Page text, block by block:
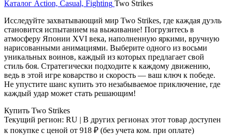
Каталог Action, Casual, Fighting Two Strikes
Исследуйте захватывающий мир Two Strikes, где каждая дуэль
становится испытанием на выживание! Погрузитесь в
атмосферу Японии XVI века, наполненную яркими, вручную
нарисованными анимациями. Выберите одного из восьми
уникальных воинов, каждый из которых предлагает свой
стиль боя. Стратегически подходите к каждому движению,
ведь в этой игре коварство и скорость — ваш ключ к победе.
Не упустите шанс купить это незабываемое приключение, где
каждый удар может стать решающим!
Купить Two Strikes
Текущий регион: RU | В других регионах этот товар доступен
к покупке с ценой от 918 ₽ (без учета ком. при оплате)